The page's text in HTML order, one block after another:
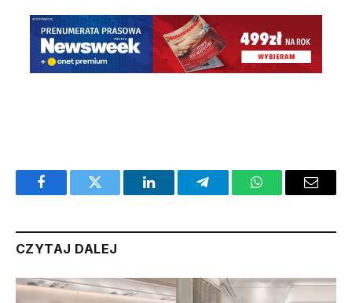
FacebookTwitter LinkedInTelegramWhatsAppEmail
CZYTAJ DALEJ